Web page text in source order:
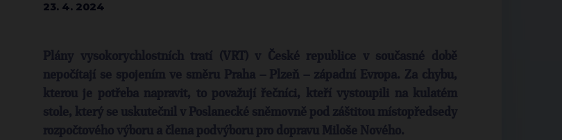
23. 4. 2024
Plány vysokorychlostních tratí (VRT) v České republice v současné době
nepočítají se spojením ve směru Praha – Plzeň – západní Evropa. Za chybu,
kterou je potřeba napravit, to považují řečníci, kteří vystoupili na kulatém
stole, který se uskutečnil v Poslanecké sněmovně pod záštitou místopředsedy
rozpočtového výboru a člena podvýboru pro dopravu Miloše Nového.